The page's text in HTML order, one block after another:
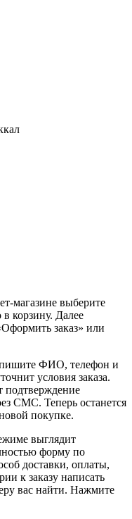
магазине выберите
корзину. Далее
заказ» или
ФИО, телефон и
условия заказа.
подтверждение
СМС. Теперь останется
покупке.
выглядит
форму по
доставки, оплаты,
к заказу написать
вас найти. Нажмите